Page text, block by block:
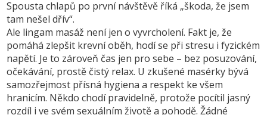
Spousta chlapů po první návštěvě říká „škoda, že jsem
tam nešel dřív“.
Ale lingam masáž není jen o vyvrcholení. Fakt je, že
pomáhá zlepšit krevní oběh, hodí se při stresu i fyzickém
napětí. Je to zároveň čas jen pro sebe – bez posuzování,
očekávání, prostě čistý relax. U zkušené masérky bývá
samozřejmost přísná hygiena a respekt ke všem
hranicím. Někdo chodí pravidelně, protože pocítil jasný
rozdíl i ve svém sexuálním životě a pohodě. Žádné